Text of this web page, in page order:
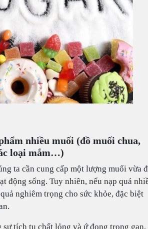
nhiều muối (đồ muối chua,
loại mắm…)
ta cần cung cấp một lượng muối vừa
động sống. Tuy nhiên, nếu nạp quá
nghiêm trọng cho sức khỏe, đặc biệt
tích tụ chất lỏng và ứ đọng trong gan,